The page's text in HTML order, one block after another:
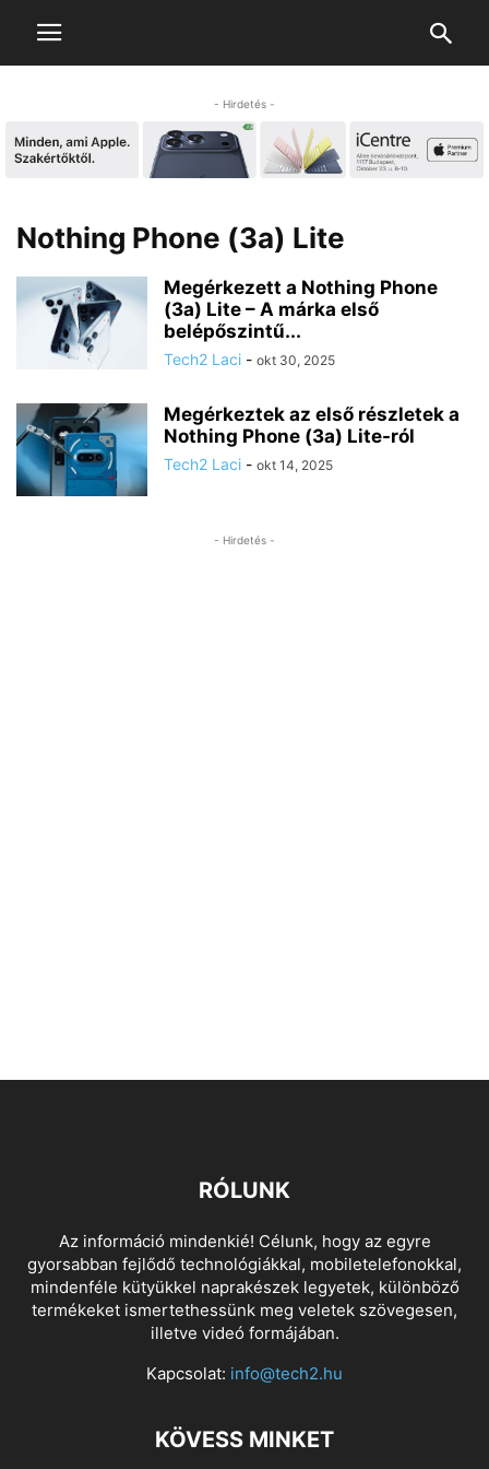
- Hirdetés -
Nothing Phone (3a) Lite
Megérkezett a Nothing Phone
(3a) Lite – A márka első
belépőszintű...
Tech2 Laci - okt 30, 2025
Megérkeztek az első részletek a
Nothing Phone (3a) Lite-ról
Tech2 Laci - okt 14, 2025
- Hirdetés -
RÓLUNK
Az információ mindenkié! Célunk, hogy az egyre
gyorsabban fejlődő technológiákkal, mobiletelefonokkal,
mindenféle kütyükkel naprakészek legyetek, különböző
termékeket ismertethessünk meg veletek szövegesen,
illetve videó formájában.
Kapcsolat: info@tech2.hu
KÖVESS MINKET